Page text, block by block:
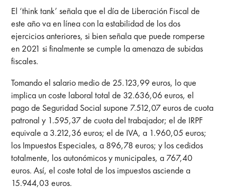
El ‘think tank’ señala que el día de Liberación Fiscal de
este año va en línea con la estabilidad de los dos
ejercicios anteriores, si bien señala que puede romperse
en 2021 si finalmente se cumple la amenaza de subidas
fiscales.
Tomando el salario medio de 25.123,99 euros, lo que
implica un coste laboral total de 32.636,06 euros, el
pago de Seguridad Social supone 7.512,07 euros de cuota
patronal y 1.595,37 de cuota del trabajador; el de IRPF
equivale a 3.212,36 euros; el de IVA, a 1.960,05 euros;
los Impuestos Especiales, a 896,78 euros; y los cedidos
totalmente, los autonómicos y municipales, a 767,40
euros. Así, el coste total de los impuestos asciende a
15.944,03 euros.